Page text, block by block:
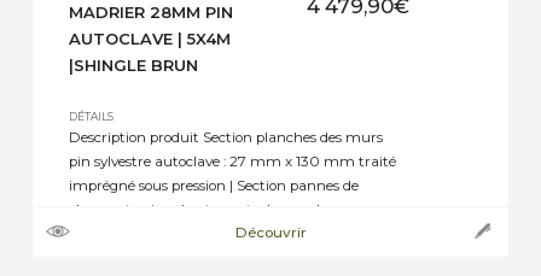
MADRIER 28MM PIN
AUTOCLAVE | 5X4M
|SHINGLE BRUN
4 479,90€
DÉTAILS
Description produit Section planches des murs
pin sylvestre autoclave : 27 mm x 130 mm traité
imprégné sous pression | Section pannes de
charpente pin sylvestre autoclave : selon
dimensions de 45 mm x 70 mm, ou 45 mm x
Découvrir